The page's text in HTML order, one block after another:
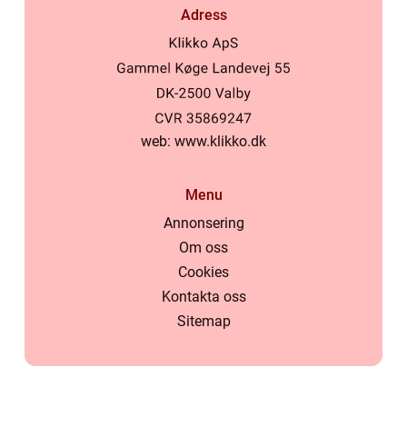
Adress
web: www.klikko.dk
Menu
Annonsering
Om oss
Cookies
Kontakta oss
Sitemap